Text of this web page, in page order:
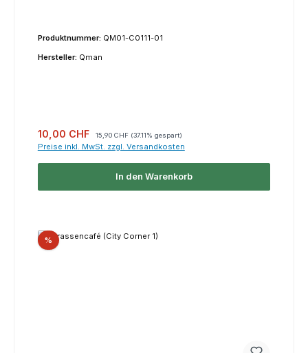
Produktnummer: QM01-C0111-01
Hersteller: Qman
Verkaufspreis:
10,00 CHF 15,90 CHF (37.11% gespart)
Preise inkl. MwSt. zzgl. Versandkosten
In den Warenkorb
%Rabatt